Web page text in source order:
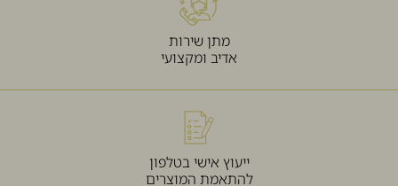
מתן שירות
אדיב ומקצועי
ייעוץ אישי בטלפון
להתאמת המוצרים